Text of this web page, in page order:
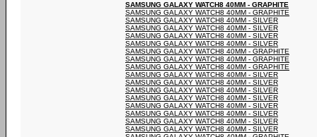
SAMSUNG GALAXY WATCH8 40MM - GRAPHITE
SAMSUNG GALAXY WATCH8 40MM - GRAPHITE
SAMSUNG GALAXY WATCH8 40MM - SILVER
SAMSUNG GALAXY WATCH8 40MM - SILVER
SAMSUNG GALAXY WATCH8 40MM - SILVER
SAMSUNG GALAXY WATCH8 40MM - SILVER
SAMSUNG GALAXY WATCH8 40MM - GRAPHITE
SAMSUNG GALAXY WATCH8 40MM - GRAPHITE
SAMSUNG GALAXY WATCH8 40MM - GRAPHITE
SAMSUNG GALAXY WATCH8 40MM - SILVER
SAMSUNG GALAXY WATCH8 40MM - SILVER
SAMSUNG GALAXY WATCH8 40MM - SILVER
SAMSUNG GALAXY WATCH8 40MM - SILVER
SAMSUNG GALAXY WATCH8 40MM - SILVER
SAMSUNG GALAXY WATCH8 40MM - SILVER
SAMSUNG GALAXY WATCH8 40MM - SILVER
SAMSUNG GALAXY WATCH8 40MM - SILVER